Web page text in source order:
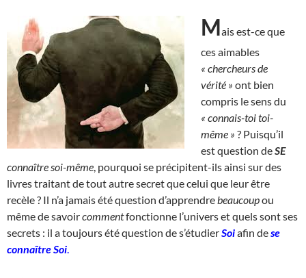
Mais est-ce que
ces aimables
« chercheurs de
vérité » ont bien
compris le sens du
« connais-toi toi-
même » ? Puisqu’il
est question deSE
connaître soi-même , pourquoi se précipitent-ils ainsi sur des
livres traitant de tout autre secret que celui que leur être
recèle ? Il n’a jamais été question d’apprendre beaucoupou
même de savoircommentfonctionne l’univers et quels sont ses
secrets : il a toujours été question de s’étudierSoiafin dese
connaître Soi